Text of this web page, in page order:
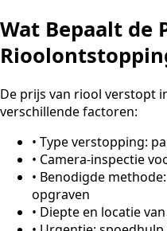
Wat Bepaalt de
De prijs van riool verstopt
verschillende factoren:
• Type verstopping:
• Camera-inspectie
• Benodigde
opgraven
• Diepte en locatie